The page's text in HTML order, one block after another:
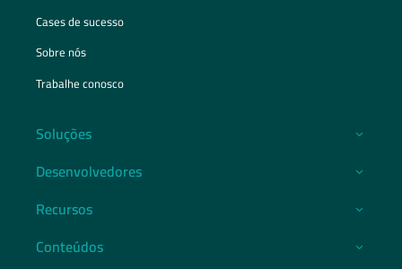
Cases de sucesso
Sobre nós
Trabalhe conosco
Soluções
Desenvolvedores
Recursos
Conteúdos